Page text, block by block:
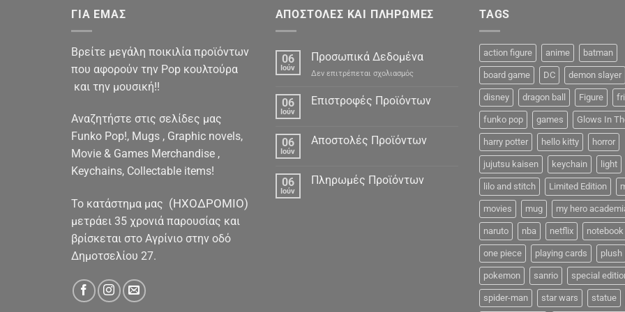
ΓΙΑ ΕΜΑΣ
Βρείτε μεγάλη ποικιλία προϊόντων
που αφορούν την Pop κουλτούρα
και την μουσική!!
Αναζητήστε στις σελίδες μας
Funko Pop!, Mugs , Graphic novels,
Movie & Games Merchandise ,
Keychains, Collectable items!
To κατάστημα μας (ΗΧΟΔΡΟΜΙΟ)
μετράει 35 χρονιά παρουσίας και
βρίσκεται στο Αγρίνιο στην οδό
Δημοτσελίου 27.
ΑΠΟΣΤΟΛΕΣ ΚΑΙ ΠΛΗΡΩΜΕΣ
06
Ιούν
Προσωπικά Δεδομένα
Δεν επιτρέπεται σχολιασμόςστο
Δεδομένα
06
Ιούν
Επιστροφές Προϊόντων
06
Ιούν
Αποστολές Προϊόντων
06
Ιούν
Πληρωμές Προϊόντων
TAGS
action figure anime batman
board game DC demon slayer
disney dragon ball Figure
funko pop games Glows In
harry potter hello kitty horror
jujutsu kaisen keychain light
lilo and stitch Limited Edition
movies mug my hero
naruto nba netflix notebook
one piece playing cards plush
pokemon sanrio special
spider-man star wars statue